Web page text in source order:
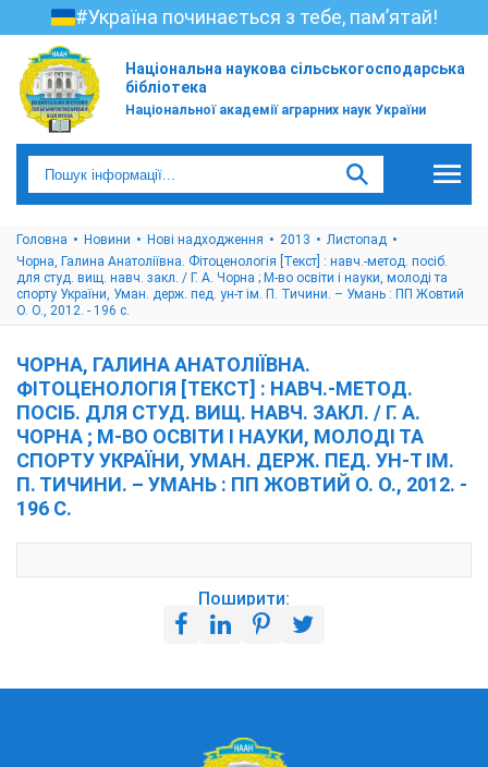
#Україна починається з тебе, пам’ятай!
Національна наукова сільськогосподарська
бібліотека
Національної академії аграрних наук України
Головна Новини Нові надходження 2013
Листопад
Чорна, Галина Анатоліївна. Фітоценологія [Текст] : навч.-метод. посіб.
для студ. вищ. навч. закл. / Г. А. Чорна ; М-во освіти і науки, молоді та
спорту України, Уман. держ. пед. ун-т ім. П. Тичини. – Умань : ПП Жовтий
О. О., 2012. - 196 с.
ЧОРНА, ГАЛИНА АНАТОЛІЇВНА.
ФІТОЦЕНОЛОГІЯ [ТЕКСТ] : НАВЧ.-МЕТОД.
ПОСІБ. ДЛЯ СТУД. ВИЩ. НАВЧ. ЗАКЛ. / Г. А.
ЧОРНА ; М-ВО ОСВІТИ І НАУКИ, МОЛОДІ ТА
СПОРТУ УКРАЇНИ, УМАН. ДЕРЖ. ПЕД. УН-Т ІМ.
П. ТИЧИНИ. – УМАНЬ : ПП ЖОВТИЙ О. О., 2012. -
196 С.
Поширити: